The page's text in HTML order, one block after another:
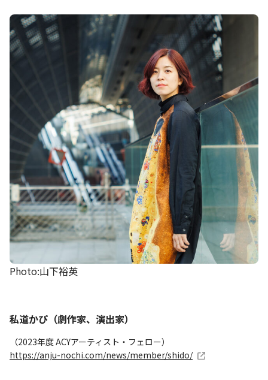
Photo:山下裕英
私道かぴ（劇作家、演出家）
（2023年度 ACYアーティスト・フェロー）
https://anju-nochi.com/news/member/shido/